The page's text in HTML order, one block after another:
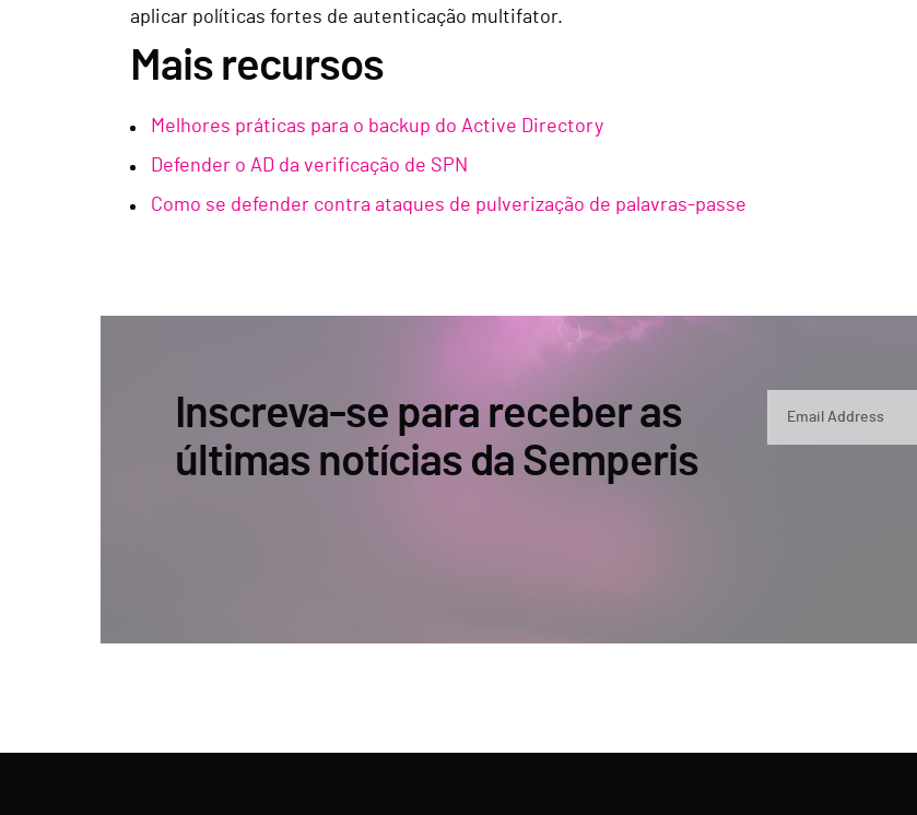
aplicar políticas fortes de autenticação multifator.
Mais recursos
Melhores práticas para o backup do Active Directory
Defender o AD da verificação de SPN
Como se defender contra ataques de pulverização de palavras-passe
Inscreva-se para receber as
últimas notícias da Semperis